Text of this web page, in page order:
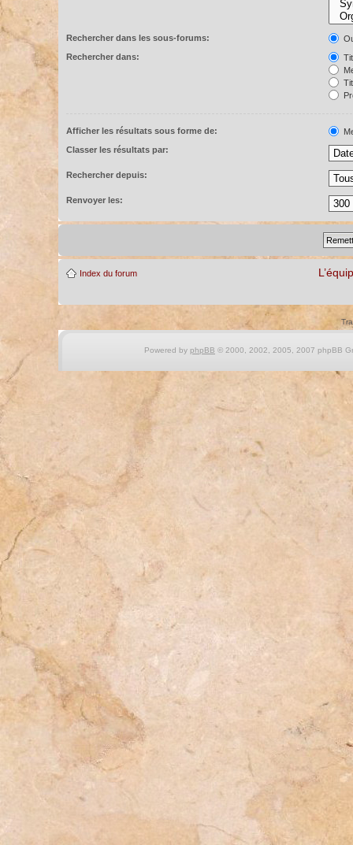
Rechercher dans les sous-forums:
Rechercher dans:
Afficher les résultats sous forme de:
Classer les résultats par:
Rechercher depuis:
Renvoyer les:
Index du forum
Powered by phpBB © 2000, 2002, 2005, 2007 phpBB